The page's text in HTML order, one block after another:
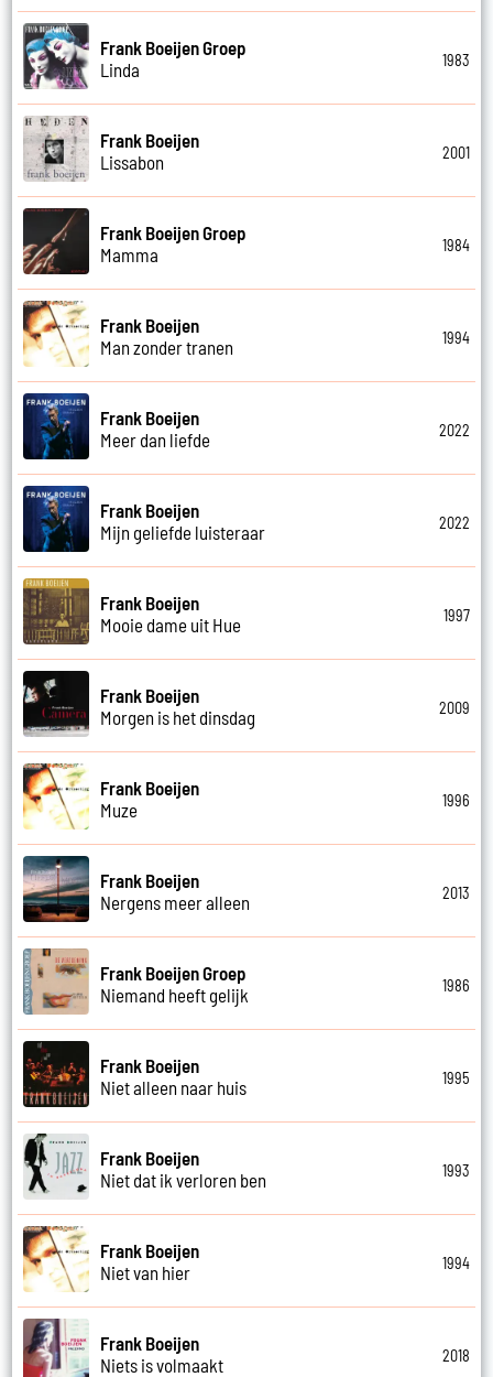
Frank Boeijen Groep
Linda
1983
Frank Boeijen
Lissabon
2001
Frank Boeijen Groep
Mamma
1984
Frank Boeijen
Man zonder tranen
1994
Frank Boeijen
Meer dan liefde
2022
Frank Boeijen
Mijn geliefde luisteraar
2022
Frank Boeijen
Mooie dame uit Hue
1997
Frank Boeijen
Morgen is het dinsdag
2009
Frank Boeijen
Muze
1996
Frank Boeijen
Nergens meer alleen
2013
Frank Boeijen Groep
Niemand heeft gelijk
1986
Frank Boeijen
Niet alleen naar huis
1995
Frank Boeijen
Niet dat ik verloren ben
1993
Frank Boeijen
Niet van hier
1994
Frank Boeijen
Niets is volmaakt
2018